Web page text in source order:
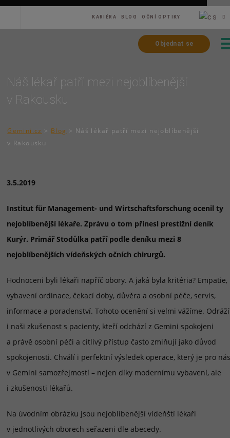
KARIÉRA BLOG OČNÍ OPTIKY
Objednat se
Náš lékař patří mezi nejoblíbenější
v Rakousku
Gemini.cz > Blog > Náš lékař patří mezi nejoblíbenější
v Rakousku
3.5.2019
Institut für Management- und Wirtschaftsforschung ocenil ty
nejoblíbenější lékaře. Zprávu o tom přinesl prestižní deník
Kurýr. Primář Stodůlka patří podle deníku mezi 8
nejoblíbenějších vídeňských očních chirurgů.
Hodnoceni byli lékaři napříč obory. A jaká byla kritéria? Empatie,
vybavení ordinace, čekací doby, důvěra a osobní péče, servis,
informace a poradenství. Tohoto ocenění si velmi vážíme. Odráží
i naši zkušenost s pacienty, kteří odchází z Gemini spokojeni
a právě osobní péči a citlivý přístup často zmiňují jako důvod
spokojenosti. Chválí i perfektní výsledek operace, který je pro
v Gemini samozřejmostí – nejen díky modernímu vybavení, ale
i zkušenosti lékařů.
Na úvodním obrázku jsou nejoblíbenější vídeňští lékaři
v jednotlivých oborech seřazeni dle abecedy.